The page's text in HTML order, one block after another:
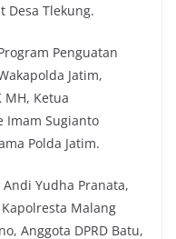
Desa Tlekung.
Penguatan
Jatim,
MH, Ketua
Imam Sugianto
Polda Jatim.
Yudha Pranata,
Malang
Anggota DPRD Batu,